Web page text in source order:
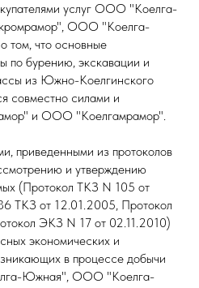
услуг ООО "Коелга-
ООО "Коелга-
том, что основные
по бурению, экскавации и
из Южно-Коелгинского
совместно силами и
и ООО "Коелгамрамор".
приведенными из протоколов
и утверждению
(Протокол ТКЗ N 105 от
ТКЗ от 12.01.2005, Протокол
ЭКЗ N 17 от 02.11.2010)
экономических и
в процессе добычи
Южная", ООО "Коелга-